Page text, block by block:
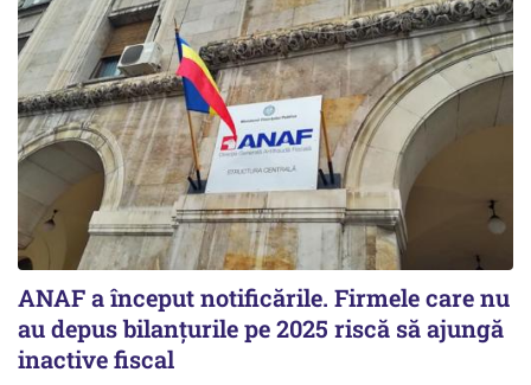
ANAF a început notificările. Firmele care nu
au depus bilanțurile pe 2025 riscă să ajungă
inactive fiscal